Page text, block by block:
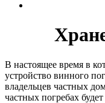
В настоящее время в
устройство винного
владельцев частных
частных погребах